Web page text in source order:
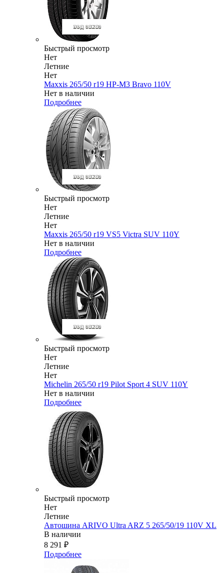
Быстрый просмотр
Нет
Летние
Нет
Maxxis 265/50 r19 HP-M3 Bravo 110V
Нет в наличии
Подробнее
Быстрый просмотр
Нет
Летние
Нет
Maxxis 265/50 r19 VS5 Victra SUV 110Y
Нет в наличии
Подробнее
Быстрый просмотр
Нет
Летние
Нет
Michelin 265/50 r19 Pilot Sport 4 SUV 110Y
Нет в наличии
Подробнее
Быстрый просмотр
Нет
Летние
Автошина ARIVO Ultra ARZ 5 265/50/19 110V XL
В наличии
8 291 ₽
Подробнее